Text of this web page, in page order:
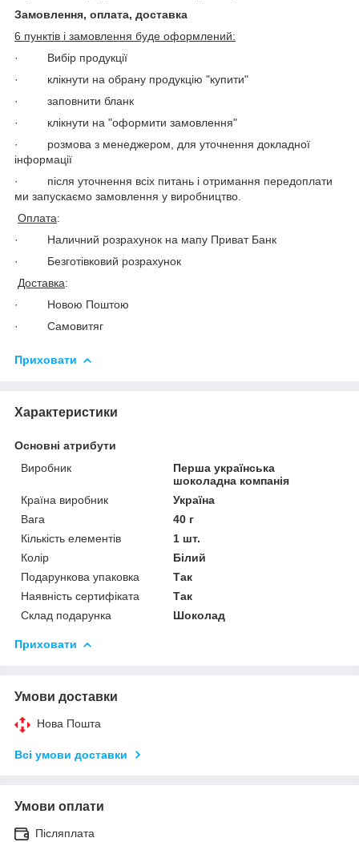
Замовлення, оплата, доставка
6 пунктів і замовлення буде оформлений:
· Вибір продукції
· клікнути на обрану продукцію "купити"
· заповнити бланк
· клікнути на "оформити замовлення"
· розмова з менеджером, для уточнення докладної
інформації
· після уточнення всіх питань і отримання передоплати
ми запускаємо замовлення у виробництво.
Оплата:
· Наличний розрахунок на мапу Приват Банк
· Безготівковий розрахунок
Доставка:
· Новою Поштою
· Самовитяг
Приховати
Характеристики
Основні атрибути
Виробник
Перша українська
шоколадна компанія
Країна виробник
Україна
Вага
40 г
Кількість елементів
1 шт.
Колір
Білий
Подарункова упаковка
Так
Наявність сертифіката
Так
Склад подарунка
Шоколад
Приховати
Умови доставки
Нова Пошта
Всі умови доставки
Умови оплати
Післяплата